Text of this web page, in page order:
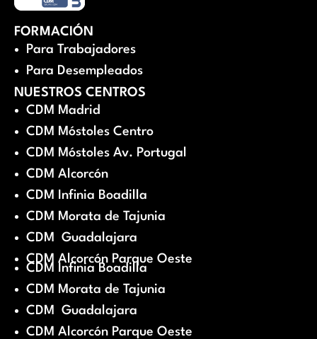
FORMACIÓN
Para Trabajadores
Para Desempleados
NUESTROS CENTROS
CDM Madrid
CDM Móstoles Centro
CDM Móstoles Av. Portugal
CDM Alcorcón
CDM Infinia Boadilla
CDM Morata de Tajunia
CDM Guadalajara
CDM Alcorcón Parque Oeste
CDM Infinia Boadilla
CDM Morata de Tajunia
CDM Guadalajara
CDM Alcorcón Parque Oeste